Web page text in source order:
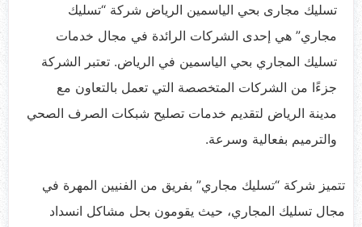
تسليك مجارى بحي الياسمين الرياض شركة “تسليك
مجاري” هي إحدى الشركات الرائدة في مجال خدمات
تسليك المجاري بحي الياسمين في الرياض. تعتبر الشركة
جزءًا من الشركات المتخصصة التي تعمل بالتعاون مع
مدينة الرياض لتقديم خدمات تصليح شبكات الصرف الصحي
والترميم بفعالية وسرعة.
تتميز شركة “تسليك مجاري” بفريق من الفنيين المهرة في
مجال تسليك المجاري، حيث يقومون بحل مشاكل انسداد